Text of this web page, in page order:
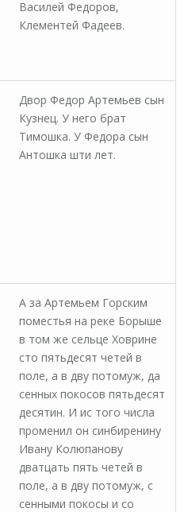
Василей Федоров,
Клементей Фадеев.
Двор Федор Артемьев сын
Кузнец. У него брат
Тимошка. У Федора сын
Антошка шти лет.
А за Артемьем Горским
поместья на реке Борыше
в том же сельце Ховрине
сто пятьдесят четей в
поле, а в дву потомуж, да
сенных покосов пятьдесят
десятин. И ис того числа
променил он синбиренину
Ивану Колюпанову
дватцать пять четей в
поле, а в дву потомуж, с
сенными покосы и со